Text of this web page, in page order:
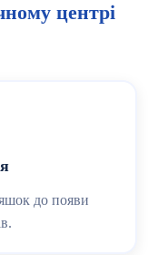
центрі
до появи